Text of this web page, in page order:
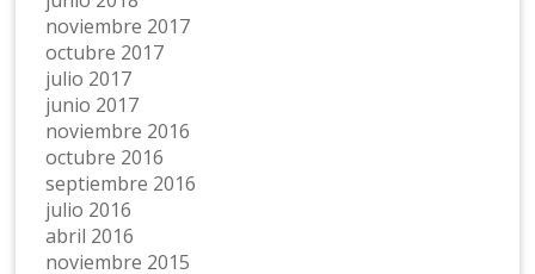
noviembre 2017
octubre 2017
julio 2017
junio 2017
noviembre 2016
octubre 2016
septiembre 2016
julio 2016
abril 2016
noviembre 2015